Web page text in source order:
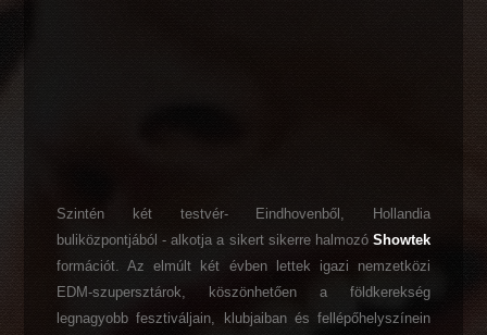
Szintén két testvér- Eindhovenből, Hollandia
buliközpontjából - alkotja a sikert sikerre halmozó Showtek
formációt. Az elmúlt két évben lettek igazi nemzetközi
EDM-szupersztárok, köszönhetően a földkerekség
legnagyobb fesztiváljain, klubjaiban és fellépőhelyszínein